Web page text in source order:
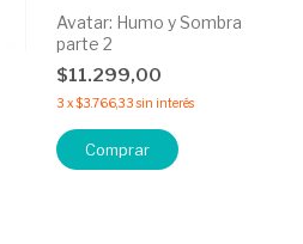
Avatar: Humo y Sombra
parte 2
$11.299,00
3 x$3.766,33 sin interés